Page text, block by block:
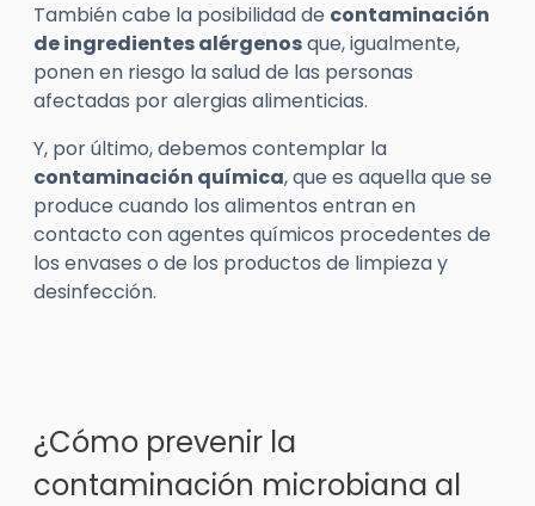
También cabe la posibilidad de contaminación
de ingredientes alérgenosque, igualmente,
ponen en riesgo la salud de las personas
afectadas por alergias alimenticias.
Y, por último, debemos contemplar la
contaminación química, que es aquella que se
produce cuando los alimentos entran en
contacto con agentes químicos procedentes de
los envases o de los productos de limpieza y
desinfección.
¿Cómo prevenir la
contaminación microbiana al